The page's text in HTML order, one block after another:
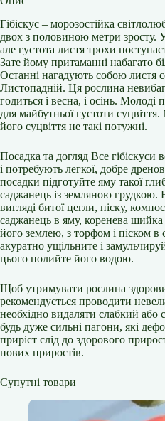
Гібіскус – морозостійка
двох з половиною метри зросту.
але густота листя трохи
Зате йому притаманні набагато
Останні нагадують собою листя
Листопадній. Ця рослина
годиться і весна, і осінь.
для майбутньої густоти
його суцвіття не такі потужні.
Посадка та догляд Все
і потребують легкої, добре
посадки підготуйте яму такої
саджанець із земляною грудкою.
вигляді битої цегли, піску,
саджанець в яму, коренева шийка
його землею, з торфом і піском в
акуратно ущільните і
цього полийте його водою.
Щоб утримувати рослина
рекомендується проводити
необхідно видаляти слабкий або
будь дуже сильні пагони, які
приріст слід до здорового
нових приростів.
Супутні товари